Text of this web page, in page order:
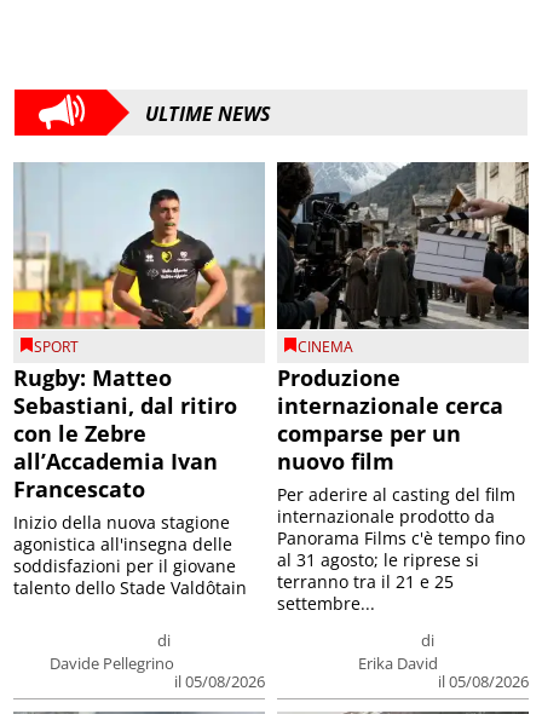
ULTIME NEWS
SPORT
Rugby: Matteo
Sebastiani, dal ritiro
con le Zebre
all’Accademia Ivan
Francescato
di
Davide Pellegrino
il 05/08/2026
Inizio della nuova stagione
agonistica all'insegna delle
soddisfazioni per il giovane
talento dello Stade Valdôtain
CINEMA
Produzione
internazionale cerca
comparse per un
nuovo film
di
Erika David
il 05/08/2026
Per aderire al casting del film
internazionale prodotto da
Panorama Films c'è tempo fino
al 31 agosto; le riprese si
terranno tra il 21 e 25
settembre...